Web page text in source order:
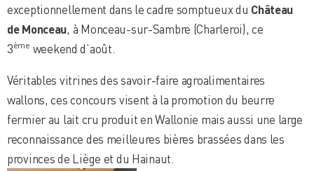
exceptionnellement dans le cadre somptueux du Château
de Monceau, à Monceau-sur-Sambre (Charleroi), ce
3ème weekend d’août.
Véritables vitrines des savoir-faire agroalimentaires
wallons, ces concours visent à la promotion du beurre
fermier au lait cru produit en Wallonie mais aussi une large
reconnaissance des meilleures bières brassées dans les
provinces de Liège et du Hainaut.